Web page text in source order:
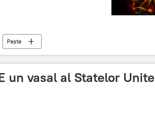
Paște
un vasal al Statelor Unite